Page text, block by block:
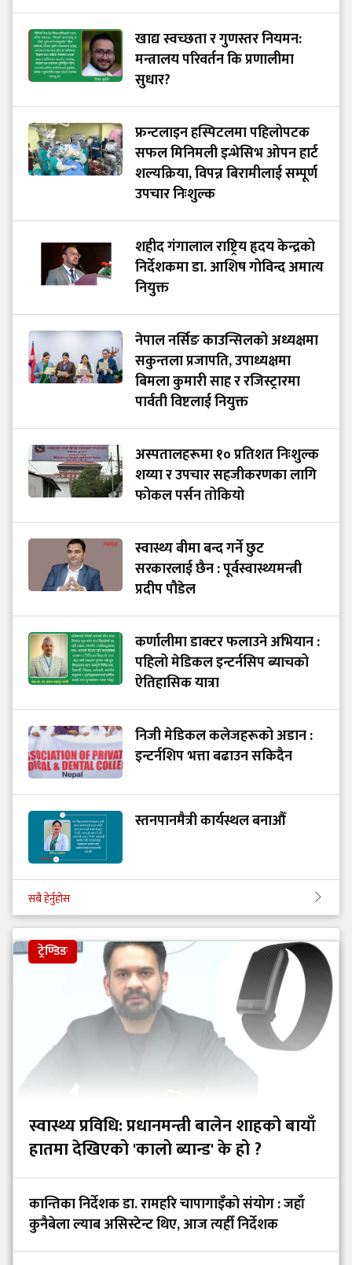
खाद्य स्वच्छता र गुणस्तर नियमन:
मन्त्रालय परिवर्तन कि प्रणालीमा
सुधार?
फ्रन्टलाइन हस्पिटलमा पहिलोपटक
सफल मिनिमली इन्भेसिभ ओपन हार्ट
शल्यक्रिया, विपन्न बिरामीलाई सम्पूर्ण
उपचार निःशुल्क
शहीद गंगालाल राष्ट्रिय हृदय केन्द्रको
निर्देशकमा डा. आशिष गोविन्द अमात्य
नियुक्त
नेपाल नर्सिङ काउन्सिलको अध्यक्षमा
सकुन्तला प्रजापति, उपाध्यक्षमा
बिमला कुमारी साह र रजिस्ट्रारमा
पार्वती विष्टलाई नियुक्त
अस्पतालहरूमा १० प्रतिशत निःशुल्क
शय्या र उपचार सहजीकरणका लागि
फोकल पर्सन तोकियो
स्वास्थ्य बीमा बन्द गर्ने छुट
सरकारलाई छैन : पूर्वस्वास्थ्यमन्त्री
प्रदीप पौडेल
कर्णालीमा डाक्टर फलाउने अभियान :
पहिलो मेडिकल इन्टर्नसिप ब्याचको
ऐतिहासिक यात्रा
निजी मेडिकल कलेजहरूको अडान :
इन्टर्नशिप भत्ता बढाउन सकिदैन
स्तनपानमैत्री कार्यस्थल बनाऔँ
सबै हेर्नुहोस
ट्रेण्डिङ
स्वास्थ्य प्रविधि: प्रधानमन्त्री बालेन शाहको बायाँ
हातमा देखिएको 'कालो ब्यान्ड' के हो ?
कान्तिका निर्देशक डा. रामहरि चापागाइँको संयोग : जहाँ
कुनैबेला ल्याब असिस्टेन्ट थिए, आज त्यहीँ निर्देशक